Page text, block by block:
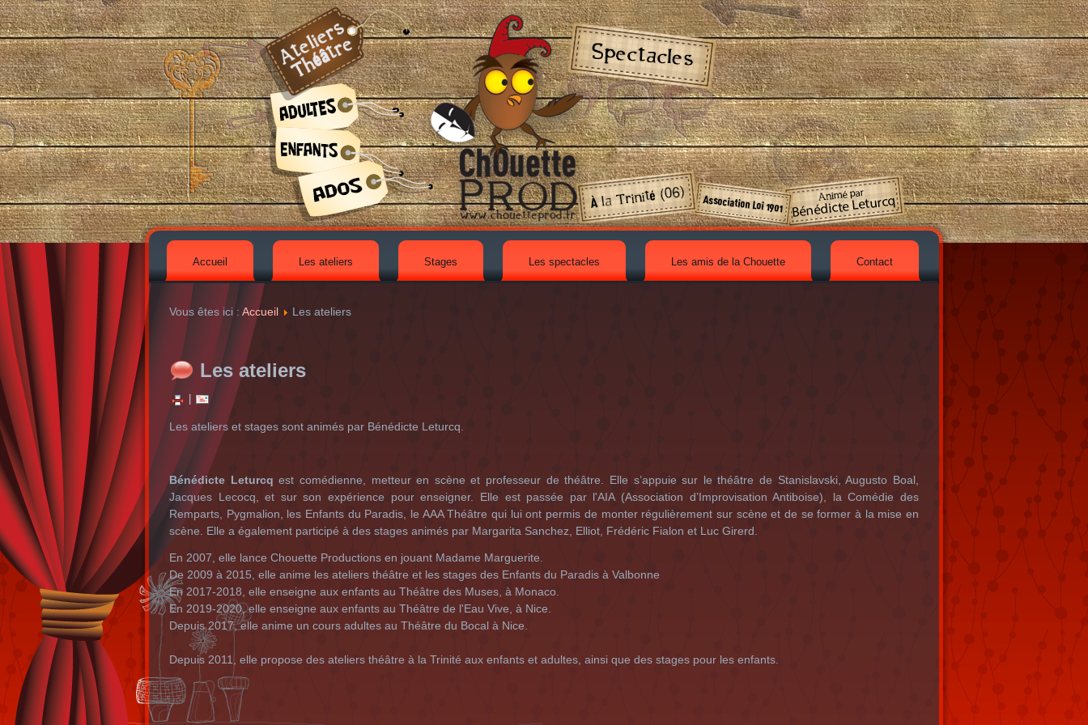
Accueil Les ateliers Stages Les spectacles Les amis de la Chouette Contact
Vous êtes ici : Accueil Les ateliers
Les ateliers
Les ateliers et stages sont animés par Bénédicte Leturcq.
Bénédicte Leturcq est comédienne, metteur en scène et professeur de théâtre. Elle s’appuie sur le théâtre de Stanislavski, Augusto Boal,
Jacques Lecocq, et sur son expérience pour enseigner. Elle est passée par l'AIA (Association d’Improvisation Antiboise), la Comédie des
Remparts, Pygmalion, les Enfants du Paradis, le AAA Théâtre qui lui ont permis de monter régulièrement sur scène et de se former à la mise en
scène. Elle a également participé à des stages animés par Margarita Sanchez, Elliot, Frédéric Fialon et Luc Girerd.
En 2007, elle lance Chouette Productions en jouant Madame Marguerite.
De 2009 à 2015, elle anime les ateliers théâtre et les stages des Enfants du Paradis à Valbonne
En 2017-2018, elle enseigne aux enfants au Théâtre des Muses, à Monaco.
En 2019-2020, elle enseigne aux enfants au Théâtre de l'Eau Vive, à Nice.
Depuis 2017, elle anime un cours adultes au Théâtre du Bocal à Nice.
Depuis 2011, elle propose des ateliers théâtre à la Trinité aux enfants et adultes, ainsi que des stages pour les enfants.